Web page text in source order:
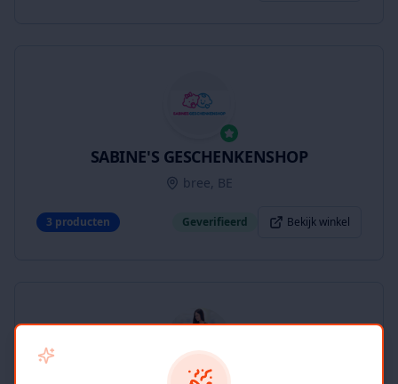
SABINE'S GESCHENKENSHOP
bree, BE
3 producten Geverifieerd Bekijk winkel